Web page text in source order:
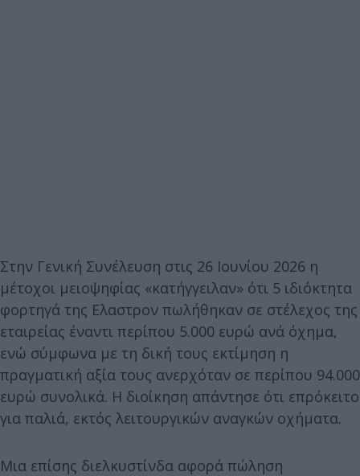
Στην Γενική Συνέλευση στις 26 Ιουνίου 2026 η
μέτοχοι μειοψηφίας «κατήγγειλαν» ότι 5 ιδιόκτητα
φορτηγά της Ελαστρον πωλήθηκαν σε στέλεχος της
εταιρείας έναντι περίπου 5.000 ευρώ ανά όχημα,
ενώ σύμφωνα με τη δική τους εκτίμηση η
πραγματική αξία τους ανερχόταν σε περίπου 94.000
ευρώ συνολικά. Η διοίκηση απάντησε ότι επρόκειτο
για παλιά, εκτός λειτουργικών αναγκών οχήματα.
Μια επίσης διελκυστίνδα αφορά πώληση